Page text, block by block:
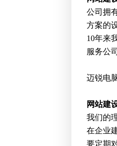
公司拥
方案的
10年来
服务公
迈锐电
网站建
我们的
在企业
要定期